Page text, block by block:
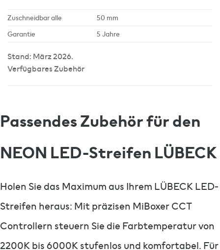
Zuschneidbar alle
50 mm
Garantie
5 Jahre
Stand: März 2026.
Verfügbares Zubehör
Passendes Zubehör für den
NEON LED-Streifen LÜBECK
Holen Sie das Maximum aus Ihrem LÜBECK LED-
Streifen heraus: Mit präzisen MiBoxer CCT
Controllern steuern Sie die Farbtemperatur von
2200K bis 6000K stufenlos und komfortabel. Für